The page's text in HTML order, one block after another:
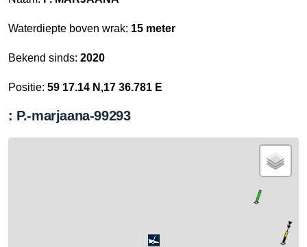
Waterdiepte boven wrak: 15 meter
Bekend sinds: 2020
Positie: 59 17.14 N,17 36.781 E
: P.-marjaana-99293